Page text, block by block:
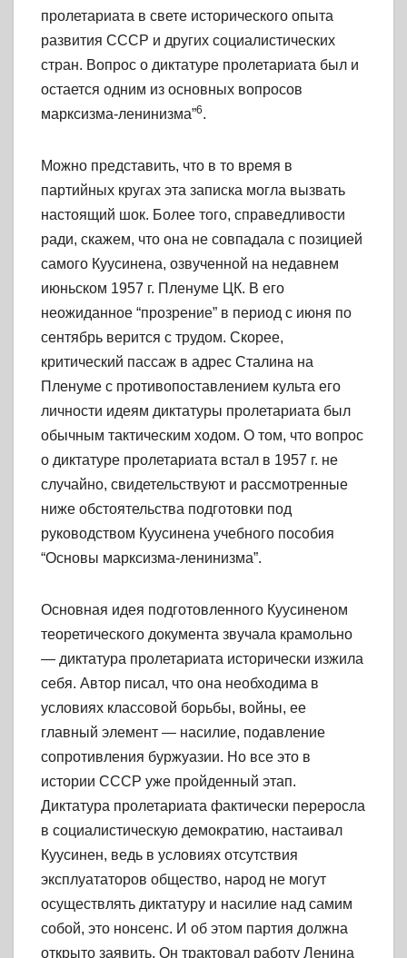
пролетариата в свете исторического опыта
развития СССР и других социалистических
стран. Вопрос о диктатуре пролетариата был и
остается одним из основных вопросов
марксизма-ленинизма”6.
Можно представить, что в то время в
партийных кругах эта записка могла вызвать
настоящий шок. Более того, справедливости
ради, скажем, что она не совпадала с позицией
самого Куусинена, озвученной на недавнем
июньском 1957 г. Пленуме ЦК. В его
неожиданное “прозрение” в период с июня по
сентябрь верится с трудом. Скорее,
критический пассаж в адрес Сталина на
Пленуме с противопоставлением культа его
личности идеям диктатуры пролетариата был
обычным тактическим ходом. О том, что вопрос
о диктатуре пролетариата встал в 1957 г. не
случайно, свидетельствуют и рассмотренные
ниже обстоятельства подготовки под
руководством Куусинена учебного пособия
“Основы марксизма-ленинизма”.
Основная идея подготовленного Куусиненом
теоретического документа звучала крамольно
— диктатура пролетариата исторически изжила
себя. Автор писал, что она необходима в
условиях классовой борьбы, войны, ее
главный элемент — насилие, подавление
сопротивления буржуазии. Но все это в
истории СССР уже пройденный этап.
Диктатура пролетариата фактически переросла
в социалистическую демократию, настаивал
Куусинен, ведь в условиях отсутствия
эксплуататоров общество, народ не могут
осуществлять диктатуру и насилие над самим
собой, это нонсенс. И об этом партия должна
открыто заявить. Он трактовал работу Ленина